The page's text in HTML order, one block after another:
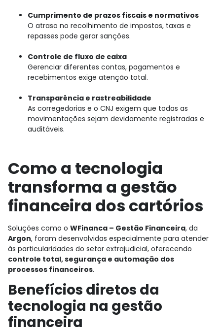
Cumprimento de prazos fiscais e normativos
O atraso no recolhimento de impostos, taxas e
repasses pode gerar sanções.
Controle de fluxo de caixa
Gerenciar diferentes contas, pagamentos e
recebimentos exige atenção total.
Transparência e rastreabilidade
As corregedorias e o CNJ exigem que todas as
movimentações sejam devidamente registradas e
auditáveis.
Como a tecnologia
transforma a gestão
financeira dos cartórios
Soluções como o WFinanca – Gestão Financeira, da
Argon, foram desenvolvidas especialmente para atender
às particularidades do setor extrajudicial, oferecendo
controle total, segurança e automação dos
processos financeiros.
Benefícios diretos da
tecnologia na gestão
financeira